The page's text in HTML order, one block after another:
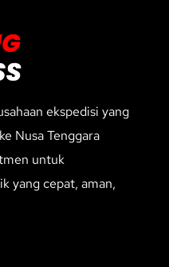
ekspedisi yang
Nusa Tenggara
untuk
yang cepat, aman,